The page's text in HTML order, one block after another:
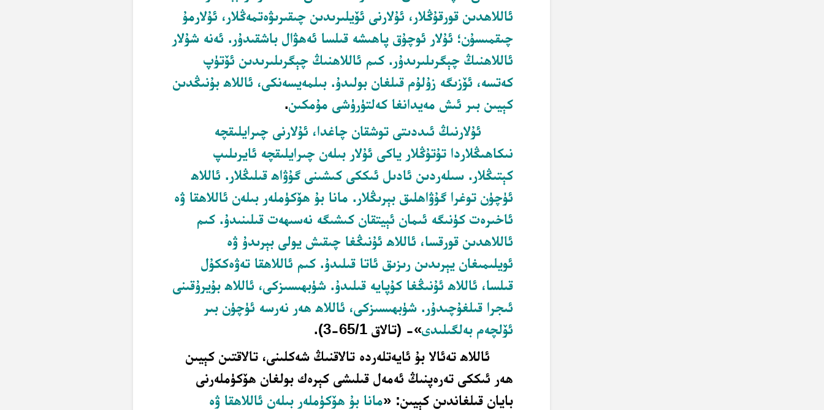
ئاللاھدىن قورقۇڭلار، ئۇلارنى ئۆيلىرىدىن چىقىرىۋەتمەڭلار، ئۇلارمۇ
چىقمىسۇن؛ ئۇلار ئوچۇق پاھىشە قىلسا ئەھۋال باشقىدۇر. ئەنە شۇلار
ئاللاھنىڭ چېگرىلىرىدۇر. كىم ئاللاھنىڭ چېگرىلىرىدىن ئۆتۈپ
كەتسە، ئۆزىگە زۇلۇم قىلغان بولىدۇ. بىلمەيسەنكى، ئاللاھ بۇنىڭدىن
كېيىن بىر ئىش مەيدانغا كەلتۈرۈشى مۇمكىن.
ئۇلارنىڭ ئىددىتى توشقان چاغدا، ئۇلارنى چىرايلىقچە
نىكاھىڭلاردا تۇتۇڭلار ياكى ئۇلار بىلەن چىرايلىقچە ئايرىلىپ
كېتىڭلار. سىلەردىن ئادىل ئىككى كىشىنى گۇۋاھ قىلىڭلار. ئاللاھ
ئۈچۈن توغرا گۇۋاھلىق بېرىڭلار. مانا بۇ ھۆكۈملەر بىلەن ئاللاھقا ۋە
ئاخىرەت كۈنىگە ئىمان ئېيتقان كىشىگە نەسىھەت قىلىنىدۇ. كىم
ئاللاھدىن قورقسا، ئاللاھ ئۇنىڭغا چىقىش يولى بېرىدۇ ۋە
ئويلىمىغان يېرىدىن رىزىق ئاتا قىلىدۇ. كىم ئاللاھقا تەۋەككۇل
قىلسا، ئاللاھ ئۇنىڭغا كۇپايە قىلىدۇ. شۈبھىسىزكى، ئاللاھ بۇيرۇقىنى
ئىجرا قىلغۇچىدۇر. شۈبھىسىزكى، ئاللاھ ھەر نەرسە ئۈچۈن بىر
ئۆلچەم بەلگىلىدى»- (تالاق 65/1-3).
ئاللاھ تەئالا بۇ ئايەتلەردە تالاقنىڭ شەكلىنى، تالاقتىن كېيىن
ھەر ئىككى تەرەپنىڭ ئەمەل قىلىشى كېرەك بولغان ھۆكۈملەرنى
بايان قىلغاندىن كېيىن: «مانا بۇ ھۆكۈملەر بىلەن ئاللاھقا ۋە